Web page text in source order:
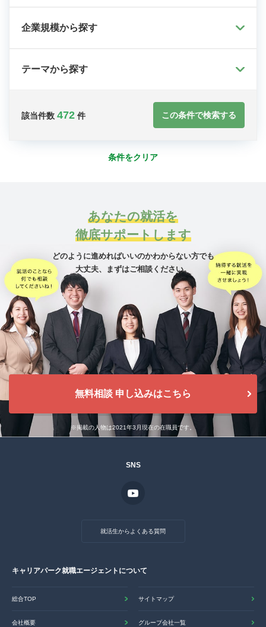
企業規模から探す
テーマから探す
該当件数 472 件 この条件で検索する
条件をクリア
あなたの就活を
徹底サポートします
どのように進めればいいのかわからない方でも
大丈夫、
まずはご相談ください。
無料相談 申し込みはこちら
※掲載の人物は2021年3月現在の在職員です。
SNS
就活生からよくある質問
キャリアパーク就職エージェントについて
総合TOP サイトマップ
会社概要 グループ会社一覧